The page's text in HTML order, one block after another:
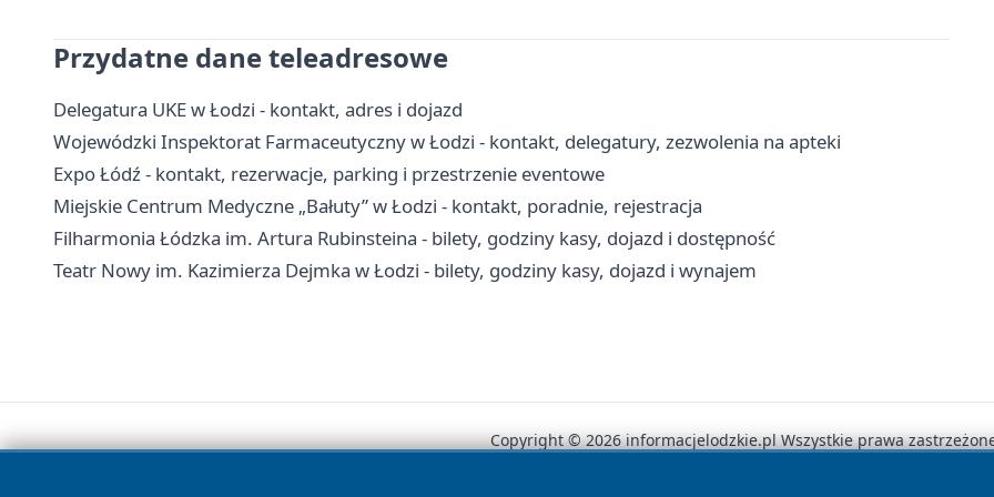
Przydatne dane teleadresowe
Delegatura UKE w Łodzi - kontakt, adres i dojazd
Wojewódzki Inspektorat Farmaceutyczny w Łodzi - kontakt, delegatury, zezwolenia na apteki
Expo Łódź - kontakt, rezerwacje, parking i przestrzenie eventowe
Miejskie Centrum Medyczne „Bałuty” w Łodzi - kontakt, poradnie, rejestracja
Filharmonia Łódzka im. Artura Rubinsteina - bilety, godziny kasy, dojazd i dostępność
Teatr Nowy im. Kazimierza Dejmka w Łodzi - bilety, godziny kasy, dojazd i wynajem
Copyright © 2026 informacjelodzkie.pl Wszystkie prawa